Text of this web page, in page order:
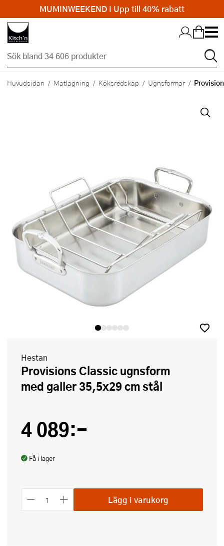
Hopp till huvudinnehållet
Huvudsidan Matlagning Köksredskap Ugnsformar
Hestan
Provisions Classic ugnsform
med galler 35,5x29 cm stål
4 089:-
Få i lager
Lägg i varukorg
MUMINWEEKEND I Upp till 40% rabatt